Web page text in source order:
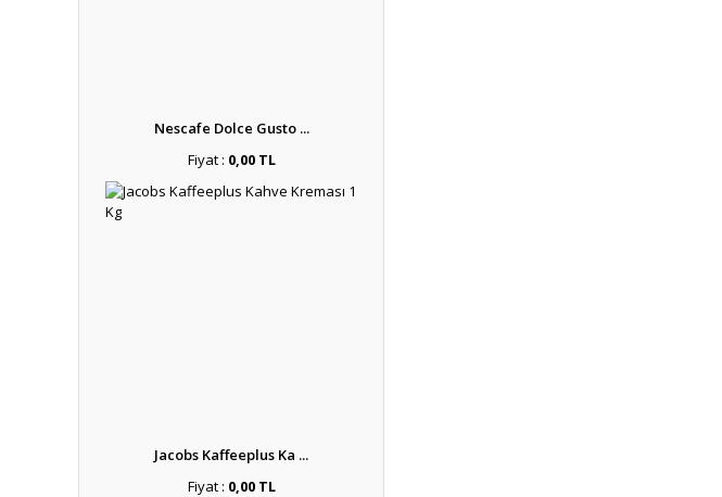
Nescafe Dolce Gusto ...
Fiyat : 0,00 TL
Jacobs Kaffeeplus Ka ...
Fiyat : 0,00 TL